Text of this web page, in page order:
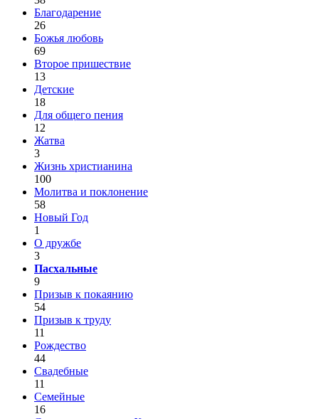
Благодарение
26
Божья любовь
69
Второе пришествие
13
Детские
18
Для общего пения
12
Жатва
3
Жизнь христианина
100
Молитва и поклонение
58
Новый Год
1
О дружбе
3
Пасхальные
9
Призыв к покаянию
54
Призыв к труду
11
Рождество
44
Свадебные
11
Семейные
16